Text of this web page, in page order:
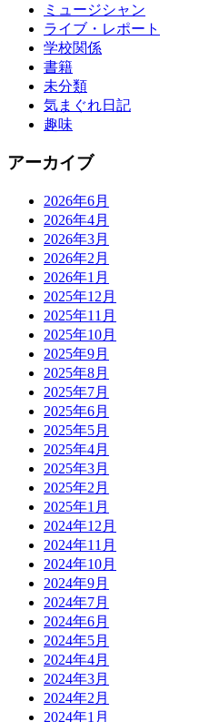
ミュージシャン
ライブ・レポート
学校関係
書籍
未分類
気まぐれ日記
趣味
アーカイブ
2026年6月
2026年4月
2026年3月
2026年2月
2026年1月
2025年12月
2025年11月
2025年10月
2025年9月
2025年8月
2025年7月
2025年6月
2025年5月
2025年4月
2025年3月
2025年2月
2025年1月
2024年12月
2024年11月
2024年10月
2024年9月
2024年7月
2024年6月
2024年5月
2024年4月
2024年3月
2024年2月
2024年1月